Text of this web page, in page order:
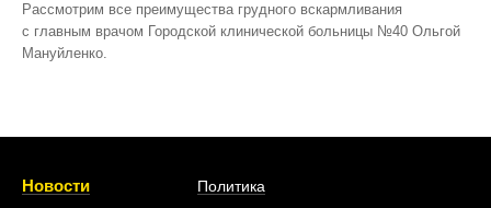
Рассмотрим все преимущества грудного вскармливания
с главным врачом Городской клинической больницы №40 Ольгой
Мануйленко.
Новости
Политика